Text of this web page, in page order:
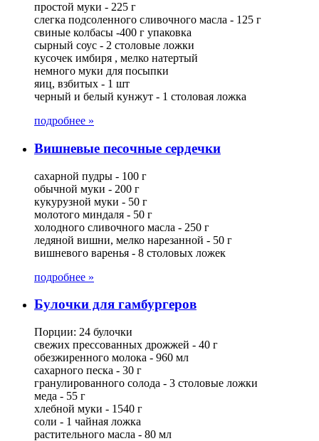
простой муки - 225 г
слегка подсоленного сливочного масла - 125 г
свиные колбасы -400 г упаковка
сырный соус - 2 столовые ложки
кусочек имбиря , мелко натертый
немного муки для посыпки
яиц, взбитых - 1 шт
черный и белый кунжут - 1 столовая ложка
подробнее »
Вишневые песочные сердечки
сахарной пудры - 100 г
обычной муки - 200 г
кукурузной муки - 50 г
молотого миндаля - 50 г
холодного сливочного масла - 250 г
ледяной вишни, мелко нарезанной - 50 г
вишневого варенья - 8 столовых ложек
подробнее »
Булочки для гамбургеров
Порции: 24 булочки
свежих прессованных дрожжей - 40 г
обезжиренного молока - 960 мл
сахарного песка - 30 г
гранулированного солода - 3 столовые ложки
меда - 55 г
хлебной муки - 1540 г
соли - 1 чайная ложка
растительного масла - 80 мл